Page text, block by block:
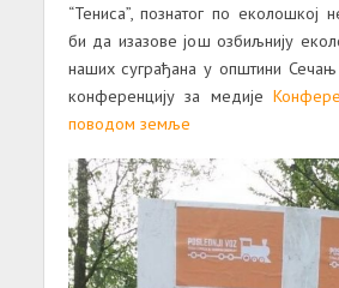
“Тениса”, познатог по еколошкој
би да изазове још озбиљнију
наших суграђана у општини
конференцију за медије
поводом земље